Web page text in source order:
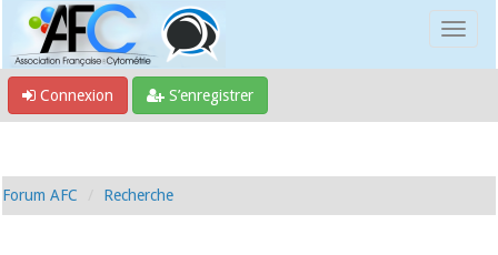
Connexion S’enregistrer
Forum AFC Recherche